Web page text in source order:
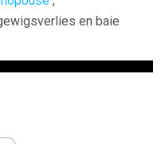
en baie